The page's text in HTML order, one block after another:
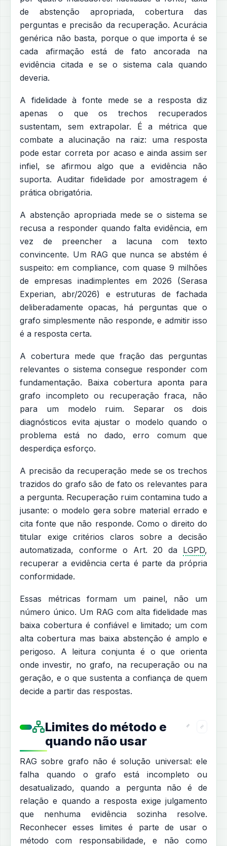
de abstenção apropriada, cobertura das
perguntas e precisão da recuperação. Acurácia
genérica não basta, porque o que importa é se
cada afirmação está de fato ancorada na
evidência citada e se o sistema cala quando
deveria.
A fidelidade à fonte mede se a resposta diz
apenas o que os trechos recuperados
sustentam, sem extrapolar. É a métrica que
combate a alucinação na raiz: uma resposta
pode estar correta por acaso e ainda assim ser
infiel, se afirmou algo que a evidência não
suporta. Auditar fidelidade por amostragem é
prática obrigatória.
A abstenção apropriada mede se o sistema se
recusa a responder quando falta evidência, em
vez de preencher a lacuna com texto
convincente. Um RAG que nunca se abstém é
suspeito: em compliance, com quase 9 milhões
de empresas inadimplentes em 2026 (Serasa
Experian, abr/2026) e estruturas de fachada
deliberadamente opacas, há perguntas que o
grafo simplesmente não responde, e admitir isso
é a resposta certa.
A cobertura mede que fração das perguntas
relevantes o sistema consegue responder com
fundamentação. Baixa cobertura aponta para
grafo incompleto ou recuperação fraca, não
para um modelo ruim. Separar os dois
diagnósticos evita ajustar o modelo quando o
problema está no dado, erro comum que
desperdiça esforço.
A precisão da recuperação mede se os trechos
trazidos do grafo são de fato os relevantes para
a pergunta. Recuperação ruim contamina tudo a
jusante: o modelo gera sobre material errado e
cita fonte que não responde. Como o direito do
titular exige critérios claros sobre a decisão
automatizada, conforme o Art. 20 da LGPD,
recuperar a evidência certa é parte da própria
conformidade.
Essas métricas formam um painel, não um
número único. Um RAG com alta fidelidade mas
baixa cobertura é confiável e limitado; um com
alta cobertura mas baixa abstenção é amplo e
perigoso. A leitura conjunta é o que orienta
onde investir, no grafo, na recuperação ou na
geração, e o que sustenta a confiança de quem
decide a partir das respostas.
Limites do método e
quando não usar
RAG sobre grafo não é solução universal: ele
falha quando o grafo está incompleto ou
desatualizado, quando a pergunta não é de
relação e quando a resposta exige julgamento
que nenhuma evidência sozinha resolve.
Reconhecer esses limites é parte de usar o
método com responsabilidade, e não como